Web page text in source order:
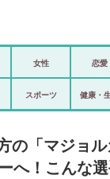
政治
スポ
女性 恋愛
スポーツ 健康・
の「マジョル
へ！こんな